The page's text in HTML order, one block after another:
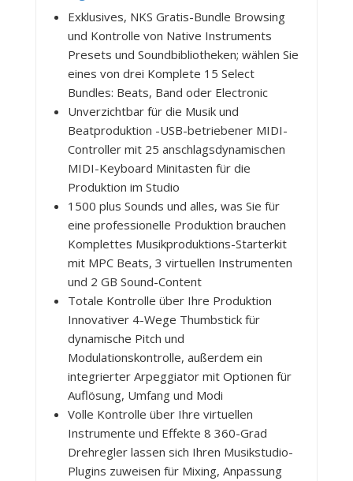
Exklusives, NKS Gratis-Bundle Browsing
und Kontrolle von Native Instruments
Presets und Soundbibliotheken; wählen Sie
eines von drei Komplete 15 Select
Bundles: Beats, Band oder Electronic
Unverzichtbar für die Musik und
Beatproduktion -USB-betriebener MIDI-
Controller mit 25 anschlagsdynamischen
MIDI-Keyboard Minitasten für die
Produktion im Studio
1500 plus Sounds und alles, was Sie für
eine professionelle Produktion brauchen
Komplettes Musikproduktions-Starterkit
mit MPC Beats, 3 virtuellen Instrumenten
und 2 GB Sound-Content
Totale Kontrolle über Ihre Produktion
Innovativer 4-Wege Thumbstick für
dynamische Pitch und
Modulationskontrolle, außerdem ein
integrierter Arpeggiator mit Optionen für
Auflösung, Umfang und Modi
Volle Kontrolle über Ihre virtuellen
Instrumente und Effekte 8 360-Grad
Drehregler lassen sich Ihren Musikstudio-
Plugins zuweisen für Mixing, Anpassung